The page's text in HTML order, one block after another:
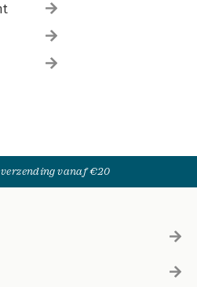
vanaf €20